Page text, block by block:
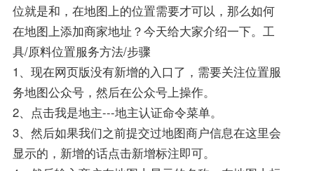
位就是和，在地图上的位置需要才可以，那么如何
在地图上添加商家地址？今天给大家介绍一下。工
具/原料位置服务方法/步骤
1、现在网页版没有新增的入口了，需要关注位置服
务地图公众号，然后在公众号上操作。
2、点击我是地主---地主认证命令菜单。
3、然后如果我们之前提交过地图商户信息在这里会
显示的，新增的话点击新增标注即可。